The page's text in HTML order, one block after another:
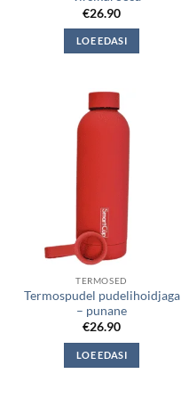
€26.90
LOE EDASI
TERMOSED
Termospudel pudelihoidjaga
– punane
€26.90
LOE EDASI